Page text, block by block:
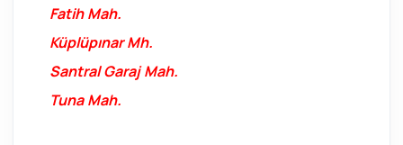
Fatih Mah.
Küplüpınar Mh.
Santral Garaj Mah.
Tuna Mah.